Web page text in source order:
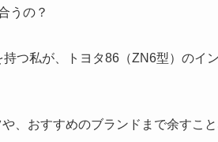
うの？
つ私が、トヨタ86（ZN6型）のイ
、おすすめのブランドまで余すこと